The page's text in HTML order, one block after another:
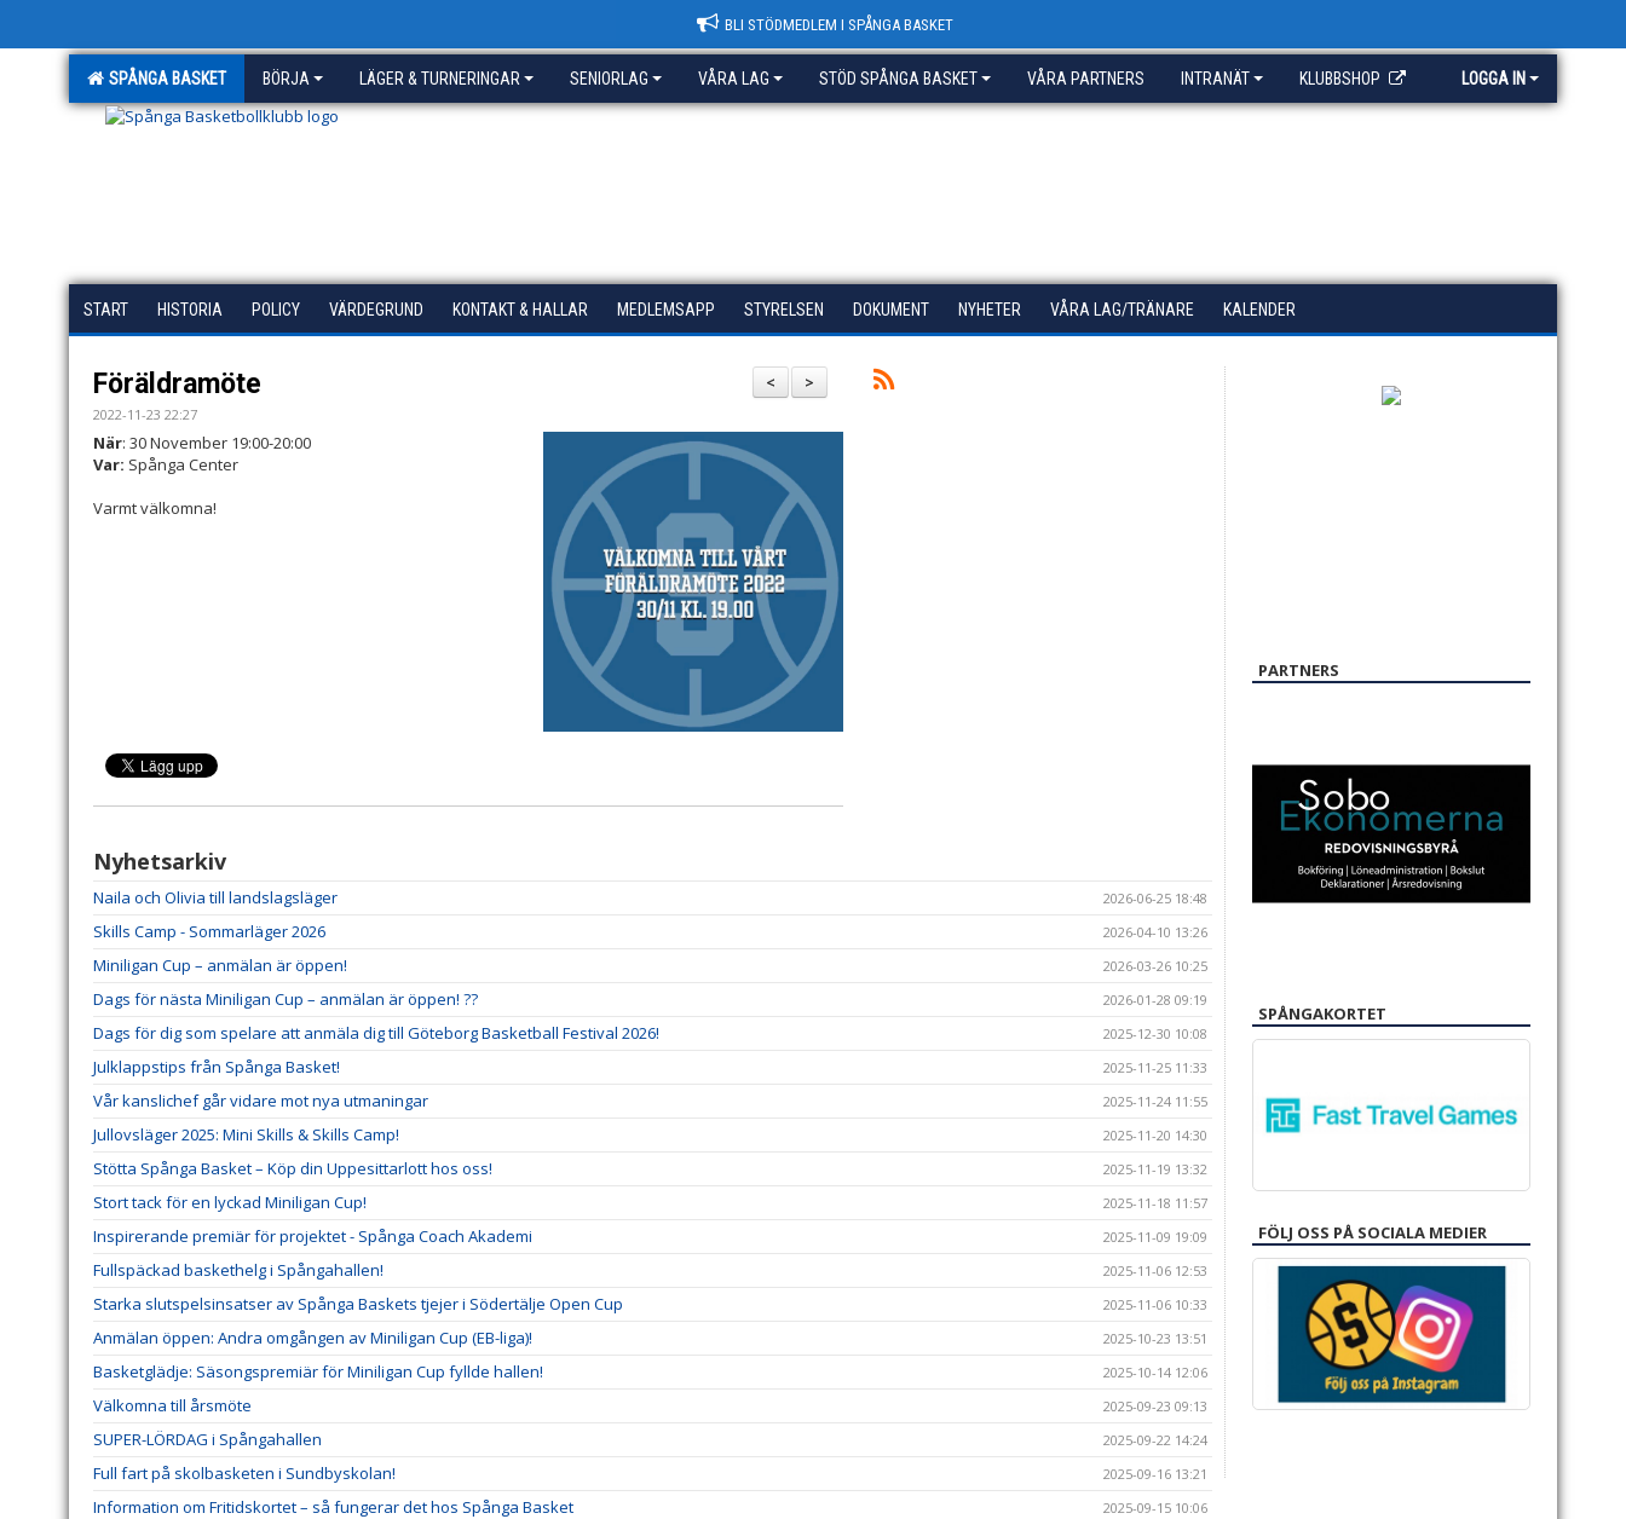
BLI STÖDMEDLEM I SPÅNGA BASKET
SPÅNGA BASKET BÖRJA LÄGER & TURNERINGAR SENIORLAG VÅRA LAG STÖD SPÅNGA BASKET VÅRA PARTNERS INTRANÄT KLUBBSHOP LOGGA IN
START HISTORIA POLICY VÄRDEGRUND KONTAKT & HALLAR MEDLEMSAPP STYRELSEN DOKUMENT NYHETER VÅRA LAG/TRÄNARE KALENDER
>
<
Föräldramöte
2022-11-23 22:27
När: 30 November 19:00-20:00
Var: Spånga Center
Varmt välkomna!
Nyhetsarkiv
Naila och Olivia till landslagsläger 2026-06-25 18:48
Skills Camp - Sommarläger 2026 2026-04-10 13:26
Miniligan Cup – anmälan är öppen! 2026-03-26 10:25
Dags för nästa Miniligan Cup – anmälan är öppen! ?? 2026-01-28 09:19
Dags för dig som spelare att anmäla dig till Göteborg Basketball Festival 2026! 2025-12-30 10:08
Julklappstips från Spånga Basket! 2025-11-25 11:33
Vår kanslichef går vidare mot nya utmaningar 2025-11-24 11:55
Jullovsläger 2025: Mini Skills & Skills Camp! 2025-11-20 14:30
Stötta Spånga Basket – Köp din Uppesittarlott hos oss! 2025-11-19 13:32
Stort tack för en lyckad Miniligan Cup! 2025-11-18 11:57
Inspirerande premiär för projektet - Spånga Coach Akademi 2025-11-09 19:09
Fullspäckad baskethelg i Spångahallen! 2025-11-06 12:53
Starka slutspelsinsatser av Spånga Baskets tjejer i Södertälje Open Cup 2025-11-06 10:33
Anmälan öppen: Andra omgången av Miniligan Cup (EB-liga)! 2025-10-23 13:51
Basketglädje: Säsongspremiär för Miniligan Cup fyllde hallen! 2025-10-14 12:06
Välkomna till årsmöte 2025-09-23 09:13
SUPER-LÖRDAG i Spångahallen 2025-09-22 14:24
Full fart på skolbasketen i Sundbyskolan! 2025-09-16 13:21
Information om Fritidskortet – så fungerar det hos Spånga Basket 2025-09-15 10:06
PARTNERS
SPÅNGAKORTET
FÖLJ OSS PÅ SOCIALA MEDIER